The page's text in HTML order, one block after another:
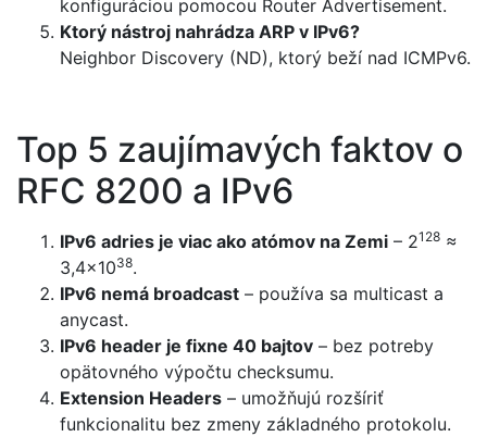
konfiguráciou pomocou Router Advertisement.
Ktorý nástroj nahrádza ARP v IPv6?
Neighbor Discovery (ND), ktorý beží nad ICMPv6.
Top 5 zaujímavých faktov o
RFC 8200 a IPv6
IPv6 adries je viac ako atómov na Zemi – 2128 ≈
3,4×1038.
IPv6 nemá broadcast – používa sa multicast a
anycast.
IPv6 header je fixne 40 bajtov – bez potreby
opätovného výpočtu checksumu.
Extension Headers – umožňujú rozšíriť
funkcionalitu bez zmeny základného protokolu.